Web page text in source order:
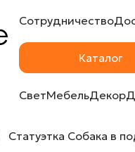
Сотрудничество
Каталог
СветМебельДекор
Статуэтка Собака в
в подарочной